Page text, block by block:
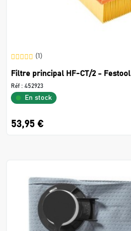
(1)
Filtre principal HF-CT/2 - Festool
Réf : 452923
En stock
53,95 €